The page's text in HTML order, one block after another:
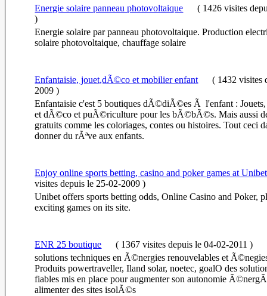
Energie solaire panneau photovoltaique ( 1426 visites
)
Energie solaire par panneau photovoltaique. Production
solaire photovoltaique, chauffage solaire
Enfantaisie, jouet,dÃ©co et mobilier enfant( 1432 visites
2009 )
Enfantaisie c'est 5 boutiques dÃ©diÃ©es Ã l'enfant :
et dÃ©co et puÃ©riculture pour les bÃ©bÃ©s. Mais aussi
gratuits comme les coloriages, contes ou histoires. Tout ceci
donner du rÃªve aux enfants.
Enjoy online sports betting, casino and poker games at
visitesdepuis le 25-02-2009 )
Unibet offers sports betting odds, Online Casino and Poker,
exciting games on its site.
ENR 25 boutique ( 1367 visitesdepuis le 04-02-2011 )
solutions techniques en Ã©nergies renouvelables et
Produits powertraveller, Iland solar, noetec, goalO des
fiables mis en place pour augmenter son autonomie
alimenter des sites isolÃ©s